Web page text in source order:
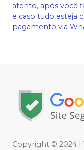
atento, após você
e caso tudo esteja
pagamento via
Copyright © 2024 |